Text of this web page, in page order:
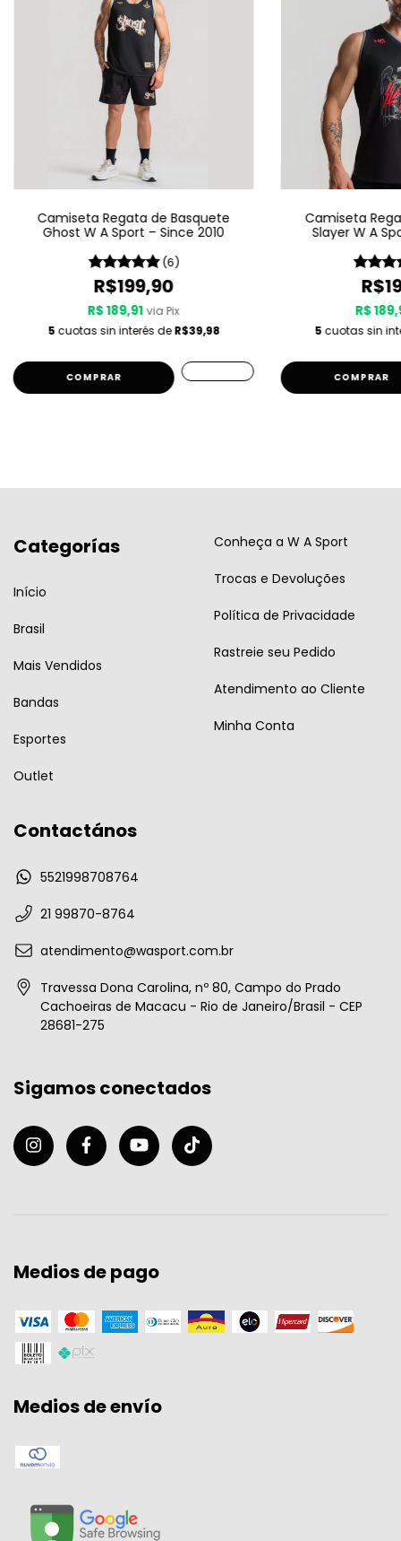
Camiseta Regata de Basquete
Ghost W A Sport – Since 2010
(6)
R$199,90
R$ 189,91 via Pix
5 cuotas sin interés deR$39,98
COMPRAR
Camiseta
Slayer W A
R$
5 cuotas sin
COMPRAR
Categorías
Início
Brasil
Mais Vendidos
Bandas
Esportes
Outlet
Conheça a W A Sport
Trocas e Devoluções
Política de Privacidade
Rastreie seu Pedido
Atendimento ao Cliente
Minha Conta
Contactános
5521998708764
21 99870-8764
atendimento@wasport.com.br
Travessa Dona Carolina, nº 80, Campo do Prado
Cachoeiras de Macacu - Rio de Janeiro/Brasil - CEP
28681-275
Sigamos conectados
Medios de pago
Medios de envío